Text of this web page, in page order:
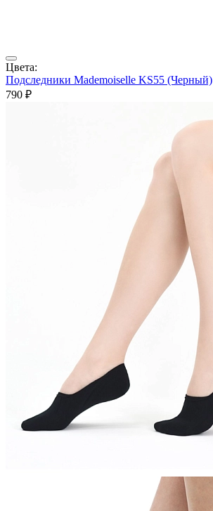
Цвета:
Подследники Mademoiselle KS55 (Черный)
790 ₽